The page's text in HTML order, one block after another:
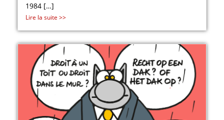
1984 […]
Lire la suite >>